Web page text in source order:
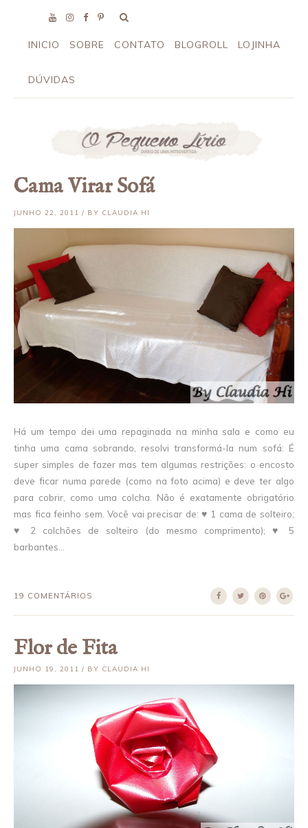
INICIO SOBRE CONTATO BLOGROLL LOJINHA
DÚVIDAS
Cama Virar Sofá
JUNHO 22, 2011 / BY CLAUDIA HI
Há um tempo dei uma repaginada na minha sala e como eu
tinha uma cama sobrando, resolvi transformá-la num sofá: É
super simples de fazer mas tem algumas restrições: o encosto
deve ficar numa parede (como na foto acima) e deve ter algo
para cobrir, como uma colcha. Não é exatamente obrigatório
mas fica feinho sem. Você vai precisar de: ♥ 1 cama de solteiro;
♥ 2 colchões de solteiro (do mesmo comprimento); ♥ 5
barbantes...
19 COMENTÁRIOS
Flor de Fita
JUNHO 19, 2011 / BY CLAUDIA HI